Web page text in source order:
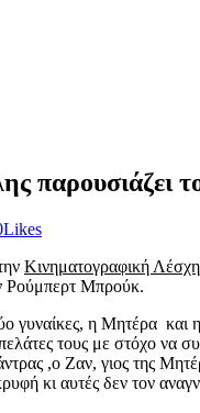
παρουσιάζει
Likes
Κινηματογραφική Λέσχη
Μπρούκ.
η Μητέρα και
τους με στόχο να
,ο Ζαν, γιος της
κι αυτές δεν τον